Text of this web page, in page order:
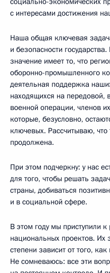
с интересами достижения
Наша общая ключевая
и безопасности
значение имеет то, что
оборонно-промышленного
деятельная поддержка
находящихся на передовой,
военной операции, членов
которые, безусловно,
ключевых. Рассчитываю, что
продолжена.
При этом подчеркну: у нас
для того, чтобы решать
страны, добиваться
и в социальной сфере.
В этом году мы приступили
национальных проектов. Их
степени зависит от того,
Не сомневаюсь: все эти